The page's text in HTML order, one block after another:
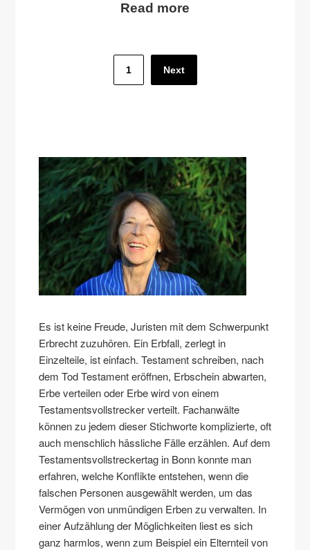
Read more
Seitennummerierung
1 Next
Es ist keine Freude, Juristen mit dem Schwerpunkt
Erbrecht zuzuhören. Ein Erbfall, zerlegt in
Einzelteile, ist einfach. Testament schreiben, nach
dem Tod Testament eröffnen, Erbschein abwarten,
Erbe verteilen oder Erbe wird von einem
Testamentsvollstrecker verteilt. Fachanwälte
können zu jedem dieser Stichworte komplizierte, oft
auch menschlich hässliche Fälle erzählen. Auf dem
Testamentsvollstreckertag in Bonn konnte man
erfahren, welche Konflikte entstehen, wenn die
falschen Personen ausgewählt werden, um das
Vermögen von unmündigen Erben zu verwalten. In
einer Aufzählung der Möglichkeiten liest es sich
ganz harmlos, wenn zum Beispiel ein Elternteil von